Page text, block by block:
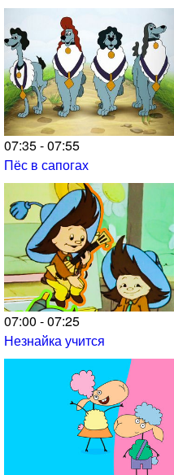
07:35 - 07:55
Пёс в сапогах
07:00 - 07:25
Незнайка учится